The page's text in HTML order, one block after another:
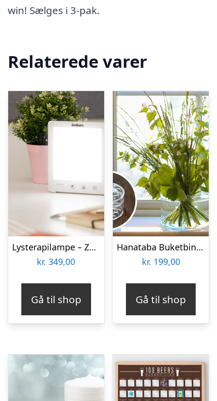
win! Sælges i 3-pak.
Relaterede varer
Lysterapilampe – Zenkuru
kr. 349,00
Gå til shop
Hanataba Buketbinder
kr. 199,00
Gå til shop